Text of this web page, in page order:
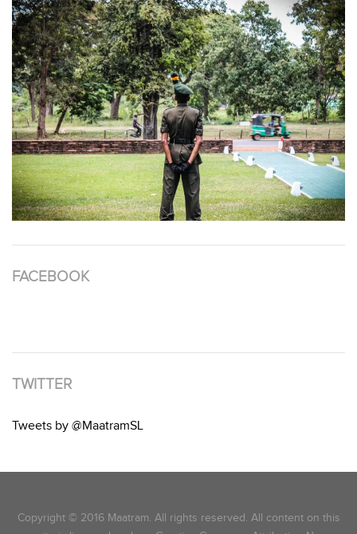
FACEBOOK
TWITTER
Tweets by @MaatramSL
Copyright © 2016 Maatram. All rights reserved. All content on this